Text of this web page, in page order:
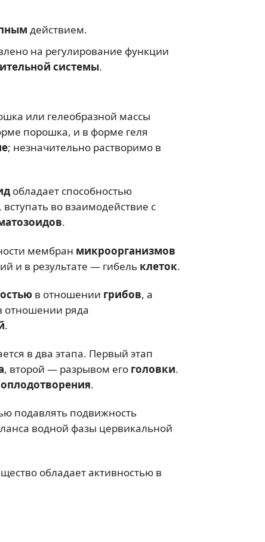
действием.
на регулирование функции
системы.
или гелеобразной массы
порошка, и в форме геля
; незначительно растворимо в
обладает способностью
во взаимодействие с
.
мембран микроорганизмов
и в результате — гибель клеток.
в отношении грибов, а
отношении ряда
.
в два этапа. Первый этап
, второй — разрывом его головки.
оплодотворения.
подавлять подвижность
водной фазы цервикальной
обладает активностью в